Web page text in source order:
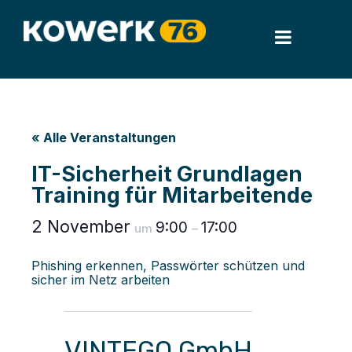
« Alle Veranstaltungen
IT-Sicherheit Grundlagen
Training für Mitarbeitende
2 November um 9:00 – 17:00
Phishing erkennen, Passwörter schützen und
sicher im Netz arbeiten